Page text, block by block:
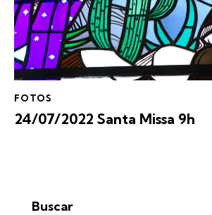
FOTOS
24/07/2022 Santa Missa 9h
Buscar